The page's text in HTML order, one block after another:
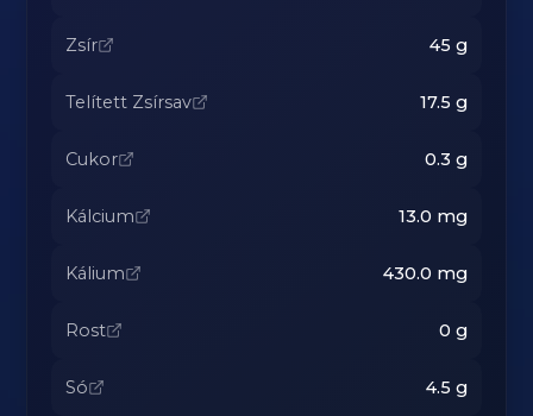
Zsír 45 g
Telített Zsírsav 17.5 g
Cukor 0.3 g
Kálcium 13.0 mg
Kálium 430.0 mg
Rost 0 g
Só 4.5 g